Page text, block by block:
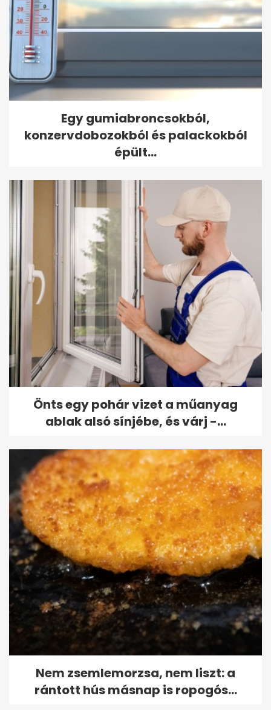
Egy gumiabroncsokból,
konzervdobozokból és palackokból
épült...
Önts egy pohár vizet a műanyag
ablak alsó sínjébe, és várj -...
Nem zsemlemorzsa, nem liszt: a
rántott hús másnap is ropogós...